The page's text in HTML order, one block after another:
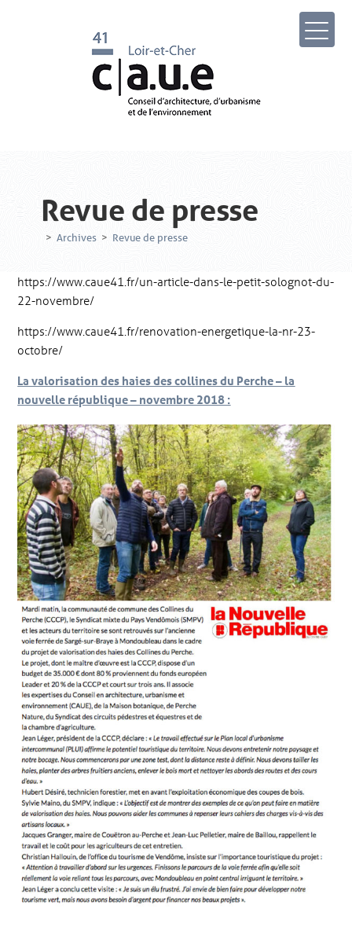
Revue de presse
> Archives > Revue de presse
https://www.caue41.fr/un-article-dans-le-petit-solognot-du-
22-novembre/
https://www.caue41.fr/renovation-energetique-la-nr-23-
octobre/
La valorisation des haies des collines du Perche – la
nouvelle république – novembre 2018 :